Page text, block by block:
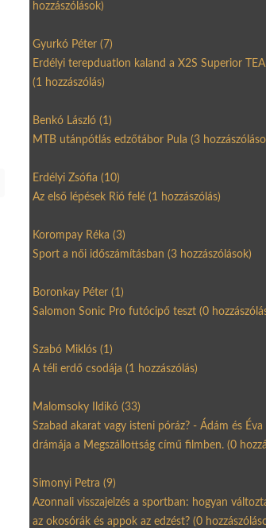
hozzászólások)
Gyurkó Péter (7)
Erdélyi terepduatlon kaland a X2S Superior
(1 hozzászólás)
Benkó László (1)
MTB utánpótlás edzőtábor Pula (3
Erdélyi Zsófia (10)
Az első lépések Rió felé (1 hozzászólás)
Korompay Réka (3)
Sport a női időszámításban (3 hozzászólások)
Boronkay Péter (1)
Salomon Sonic Pro futócipő teszt (0
Szabó Miklós (1)
A téli erdő csodája (1 hozzászólás)
Malomsoky Ildikó (33)
Szabad akarat vagy isteni póráz? - Ádám és
drámája a Megszállottság című filmben. (0
Simonyi Petra (9)
Azonnali visszajelzés a sportban: hogyan
az okosórák és appok az edzést? (0